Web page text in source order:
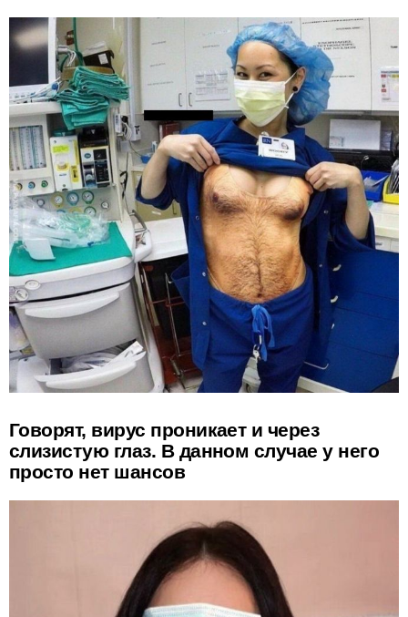
Говорят, вирус проникает и через
слизистую глаз. В данном случае у него
просто нет шансов